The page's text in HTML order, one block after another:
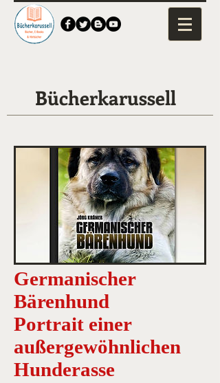
Bücherkarussell
Germanischer
Bärenhund
Portrait einer
außergewöhnlichen
Hunderasse